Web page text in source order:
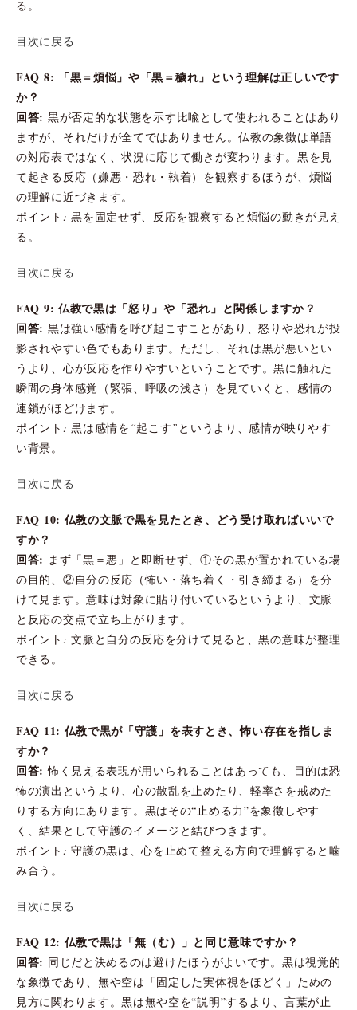
る。
目次に戻る
FAQ 8: 「黒＝煩悩」や「黒＝穢れ」という理解は正しいです
か？
回答: 黒が否定的な状態を示す比喩として使われることはあり
ますが、それだけが全てではありません。仏教の象徴は単語
の対応表ではなく、状況に応じて働きが変わります。黒を見
て起きる反応（嫌悪・恐れ・執着）を観察するほうが、煩悩
の理解に近づきます。
ポイント: 黒を固定せず、反応を観察すると煩悩の動きが見え
る。
目次に戻る
FAQ 9: 仏教で黒は「怒り」や「恐れ」と関係しますか？
回答: 黒は強い感情を呼び起こすことがあり、怒りや恐れが投
影されやすい色でもあります。ただし、それは黒が悪いとい
うより、心が反応を作りやすいということです。黒に触れた
瞬間の身体感覚（緊張、呼吸の浅さ）を見ていくと、感情の
連鎖がほどけます。
ポイント: 黒は感情を“起こす”というより、感情が映りやす
い背景。
目次に戻る
FAQ 10: 仏教の文脈で黒を見たとき、どう受け取ればいいで
すか？
回答: まず「黒＝悪」と即断せず、①その黒が置かれている場
の目的、②自分の反応（怖い・落ち着く・引き締まる）を分
けて見ます。意味は対象に貼り付いているというより、文脈
と反応の交点で立ち上がります。
ポイント: 文脈と自分の反応を分けて見ると、黒の意味が整理
できる。
目次に戻る
FAQ 11: 仏教で黒が「守護」を表すとき、怖い存在を指しま
すか？
回答: 怖く見える表現が用いられることはあっても、目的は恐
怖の演出というより、心の散乱を止めたり、軽率さを戒めた
りする方向にあります。黒はその“止める力”を象徴しやす
く、結果として守護のイメージと結びつきます。
ポイント: 守護の黒は、心を止めて整える方向で理解すると噛
み合う。
目次に戻る
FAQ 12: 仏教で黒は「無（む）」と同じ意味ですか？
回答: 同じだと決めるのは避けたほうがよいです。黒は視覚的
な象徴であり、無や空は「固定した実体視をほどく」ための
見方に関わります。黒は無や空を“説明”するより、言葉が止